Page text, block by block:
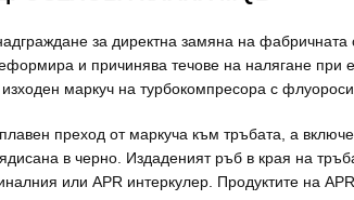
за директна замяна на
и причинява течове на налягане
маркуч на турбокомпресора с
преход от маркуча към тръбата, а
в черно. Издаденият ръб в края на
или APR интеркулер. Продуктите на